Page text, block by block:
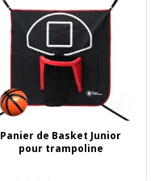
Panier de Basket Junior
pour trampoline